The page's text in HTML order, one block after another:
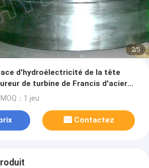
2/5
d'hydroélectricité de la tête
de turbine de Francis d'acier
MOQ：1 jeu
Contactez